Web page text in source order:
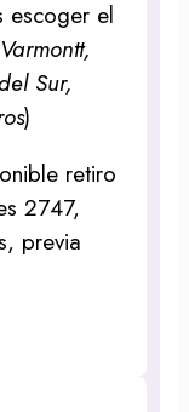
escoger el
Varmontt,
Sur,
)
retiro
2747,
previa